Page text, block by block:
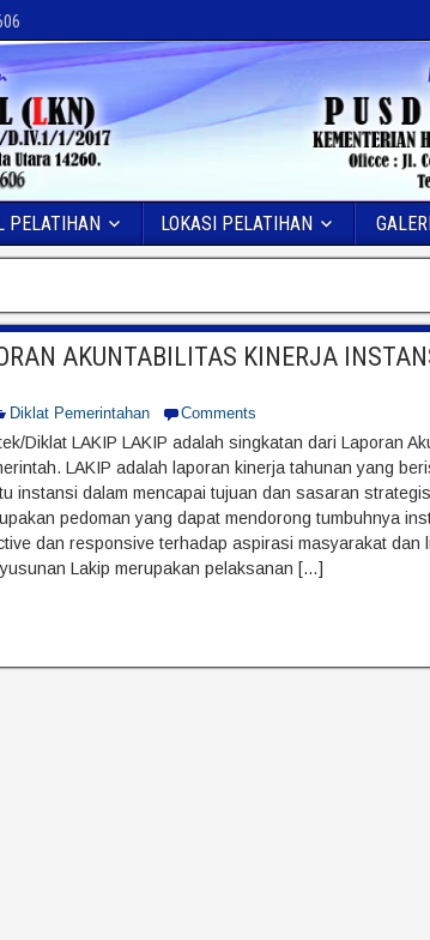
PELATIHAN LOKASI PELATIHAN GALERI
AKUNTABILITAS KINERJA
Diklat Pemerintahan Comments
Diklat LAKIP LAKIP adalah singkatan dari Laporan
LAKIP adalah laporan kinerja tahunan yang
instansi dalam mencapai tujuan dan sasaran
pedoman yang dapat mendorong tumbuhnya
dan responsive terhadap aspirasi masyarakat dan
Lakip merupakan pelaksanan […]